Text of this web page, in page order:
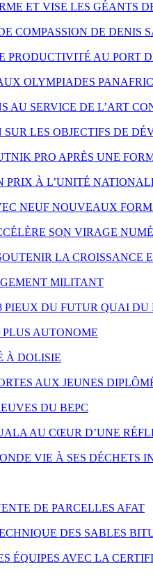
ET VISE LES GÉANTS
COMPASSION DE DENIS
AU PORT
OLYMPIADES
AU SERVICE DE L’ART
LES OBJECTIFS DE
PRO APRÈS UNE
À L’UNITÉ
NEUF NOUVEAUX
SON VIRAGE
LA CROISSANCE
MILITANT
DU FUTUR QUAI DU
PLUS AUTONOME
À DOLISIE
AUX JEUNES
DU BEPC
AU CŒUR D’UNE
VIE À SES DÉCHETS
DE PARCELLES AFAT
DES SABLES
ÉQUIPES AVEC LA